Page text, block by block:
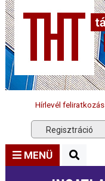
Hírlevél feliratkozás
Regisztráció
MENÜ